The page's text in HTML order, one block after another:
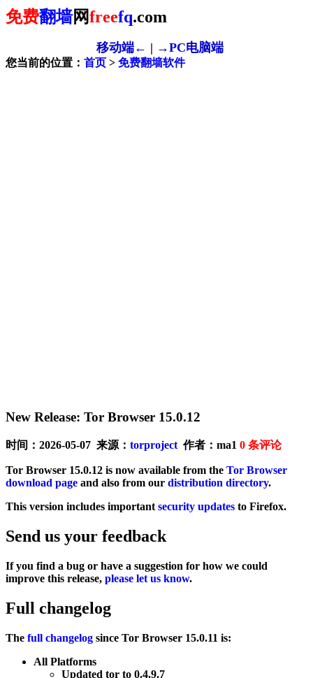
免费翻墙网freefq.com
移动端← | →PC电脑端
您当前的位置： 首页 > 免费翻墙软件
New Release: Tor Browser 15.0.12
时间：2026-05-07 来源： torproject 作者：ma1 0 条评论
Tor Browser 15.0.12 is now available from the Tor Browser
download page and also from our distribution directory.
This version includes important security updates to Firefox.
Send us your feedback
If you find a bug or have a suggestion for how we could
improve this release, please let us know.
Full changelog
The full changelog since Tor Browser 15.0.11 is:
All Platforms
Updated tor to 0.4.9.7